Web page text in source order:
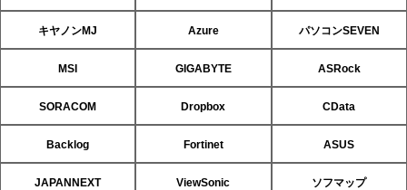
キヤノンMJ Azure パソコンSEVEN
MSI GIGABYTE ASRock
SORACOM Dropbox CData
Backlog Fortinet ASUS
JAPANNEXT ViewSonic ソフマップ